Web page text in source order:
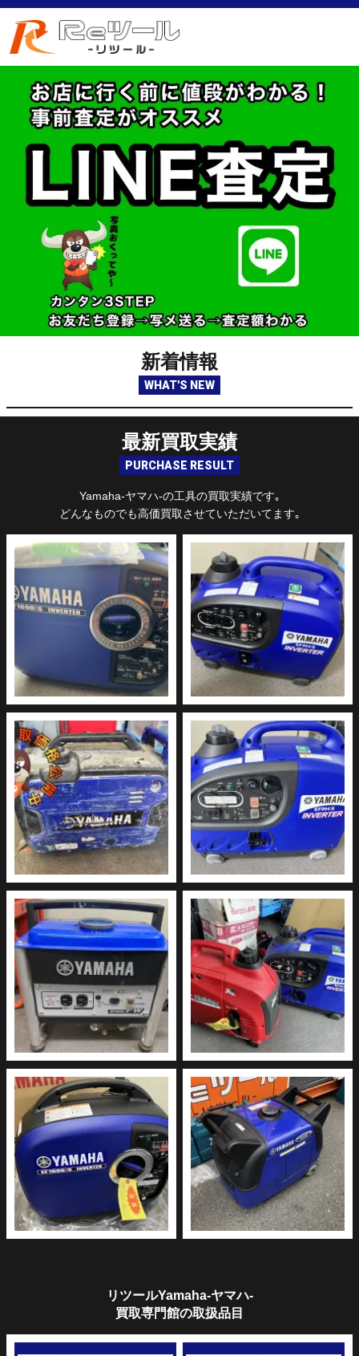
新着情報
WHAT'S NEW
最新買取実績
PURCHASE RESULT
Yamaha-ヤマハ-の工具の買取実績です｡
どんなものでも高価買取させていただいてます｡
リツールYamaha-ヤマハ-
買取専門館の取扱品目